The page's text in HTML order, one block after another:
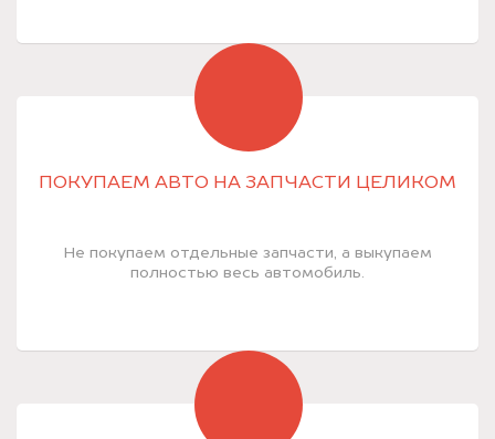
ПОКУПАЕМ АВТО НА ЗАПЧАСТИ ЦЕЛИКОМ
Не покупаем отдельные запчасти, а выкупаем
полностью весь автомобиль.